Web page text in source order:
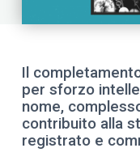
Il
per sforzo
nome,
contribuito alla
registrato e